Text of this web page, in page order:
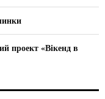
проект «Вікенд в